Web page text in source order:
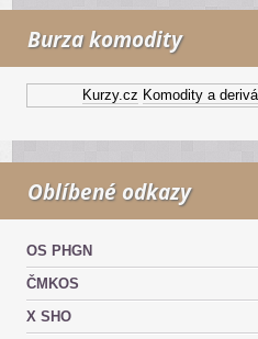
Burza komodity
Kurzy.cz Komodity a deriváty
Oblíbené odkazy
OS PHGN
ČMKOS
X SHO